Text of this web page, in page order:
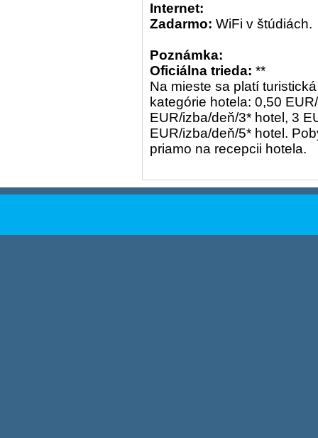
Internet:
Zadarmo: WiFi v štúdiách.
Poznámka:
Oficiálna trieda: **
Na mieste sa platí
kategórie hotela: 0,50
EUR/izba/deň/3* hotel, 3
EUR/izba/deň/5* hotel.
priamo na recepcii hotela.